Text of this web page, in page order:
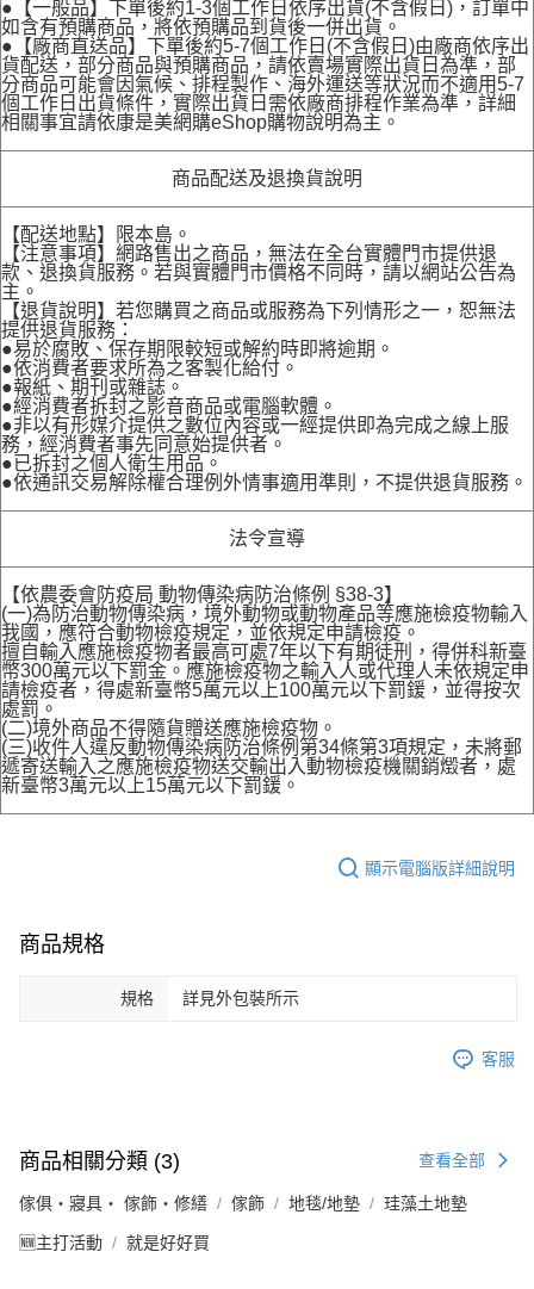
●【一般品】下單後約1-3個工作日依序出貨(不含假日)，訂單中
如含有預購商品，將依預購品到貨後一併出貨。
●【廠商直送品】下單後約5-7個工作日(不含假日)由廠商依序出
貨配送，部分商品與預購商品，請依賣場實際出貨日為準，部
分商品可能會因氣候、排程製作、海外運送等狀況而不適用5-7
個工作日出貨條件，實際出貨日需依廠商排程作業為準，詳細
相關事宜請依康是美網購eShop購物說明為主。
商品配送及退換貨說明
【配送地點】限本島。
【注意事項】網路售出之商品，無法在全台實體門市提供退
款、退換貨服務。若與實體門市價格不同時，請以網站公告為
主。
【退貨說明】若您購買之商品或服務為下列情形之一，恕無法
提供退貨服務：
●易於腐敗、保存期限較短或解約時即將逾期。
●依消費者要求所為之客製化給付。
●報紙、期刊或雜誌。
●經消費者拆封之影音商品或電腦軟體。
●非以有形媒介提供之數位內容或一經提供即為完成之線上服
務，經消費者事先同意始提供者。
●已拆封之個人衛生用品。
●依通訊交易解除權合理例外情事適用準則，不提供退貨服務。
法令宣導
【依農委會防疫局 動物傳染病防治條例 §38-3】
(一)為防治動物傳染病，境外動物或動物產品等應施檢疫物輸入
我國，應符合動物檢疫規定，並依規定申請檢疫。
擅自輸入應施檢疫物者最高可處7年以下有期徒刑，得併科新臺
幣300萬元以下罰金。應施檢疫物之輸入人或代理人未依規定申
請檢疫者，得處新臺幣5萬元以上100萬元以下罰鍰，並得按次
處罰。
(二)境外商品不得隨貨贈送應施檢疫物。
(三)收件人違反動物傳染病防治條例第34條第3項規定，未將郵
遞寄送輸入之應施檢疫物送交輸出入動物檢疫機關銷燬者，處
新臺幣3萬元以上15萬元以下罰鍰。
顯示電腦版詳細說明
商品規格
規格 詳見外包裝所示
客服
商品相關分類 (3) 查看全部
傢俱・寢具・ 傢飾・修繕 傢飾 地毯/地墊 珪藻土地墊
🆕主打活動 就是好好買